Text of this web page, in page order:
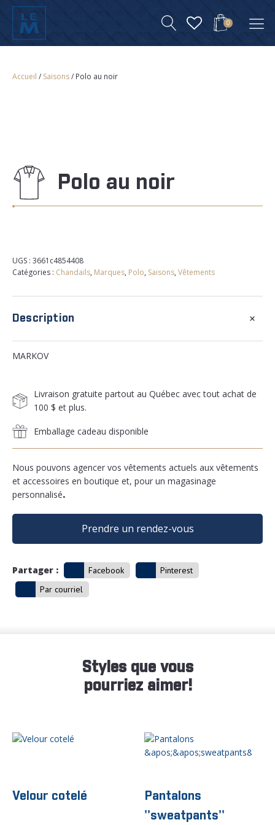
0
Accueil / Saisons/ Polo au noir
Polo au noir
UGS : 3661c4854408
Catégories : Chandails, Marques, Polo, Saisons, Vêtements
Description +
MARKOV
Livraison gratuite partout au Québec avec tout achat de
100 $ et plus.
Emballage cadeau disponible
Nous pouvons agencer vos vêtements actuels aux vêtements
et accessoires en boutique et, pour un magasinage
personnalisé.
Prendre un rendez-vous
Partager : Facebook
Pinterest
Par courriel
Styles que vous
pourriez aimer!
Velour cotelé
Pantalons
''sweatpants''